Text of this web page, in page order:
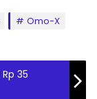
Omo-X
35